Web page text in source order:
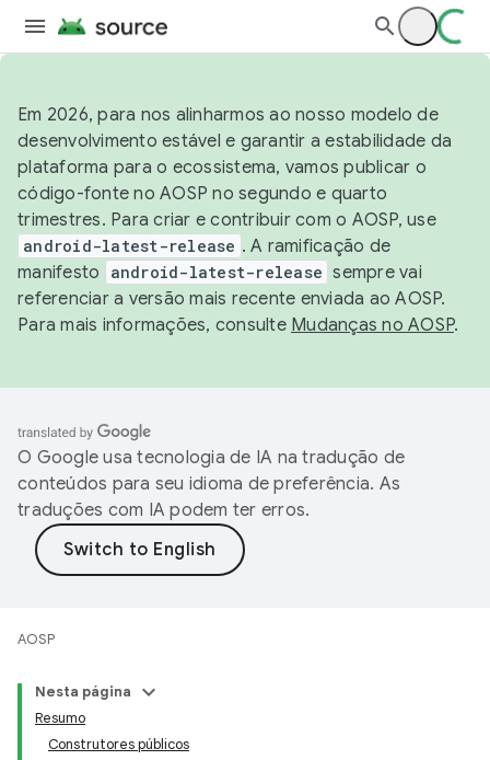
Em 2026, para nos alinharmos ao nosso modelo de
desenvolvimento estável e garantir a estabilidade da
plataforma para o ecossistema, vamos publicar o
código-fonte no AOSP no segundo e quarto
trimestres. Para criar e contribuir com o AOSP, use
android-latest-release . A ramificação de
manifesto
android-latest-release sempre vai
referenciar a versão mais recente enviada ao AOSP.
Para mais informações, consulte Mudanças no AOSP.
O Google usa tecnologia de IA na tradução de
conteúdos para seu idioma de preferência. As
traduções com IA podem ter erros.
AOSP
Nesta página
Resumo
Construtores públicos